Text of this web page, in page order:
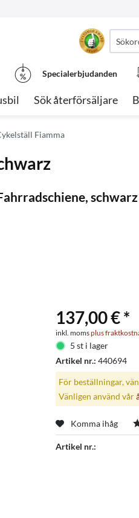
Specialerbjudanden
Sök återförsäljare
Fiamma
schwarz
137,00 € *
inkl. momsplus
5 st i lager
Artikel nr.: 440694
För beställningar,
Vänligen använd vår
Komma ihåg
Artikel nr.: